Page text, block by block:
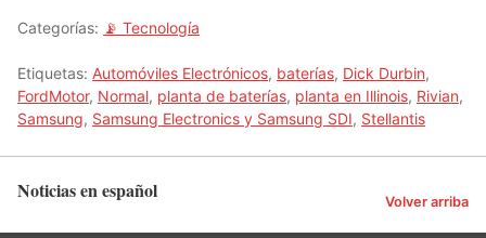
Categorías: 📡 Tecnología
Etiquetas: Automóviles Electrónicos, baterías, Dick Durbin,
FordMotor, Normal, planta de baterías, planta en Illinois, Rivian,
Samsung, Samsung Electronics y Samsung SDI, Stellantis
Noticias en español Volver arriba